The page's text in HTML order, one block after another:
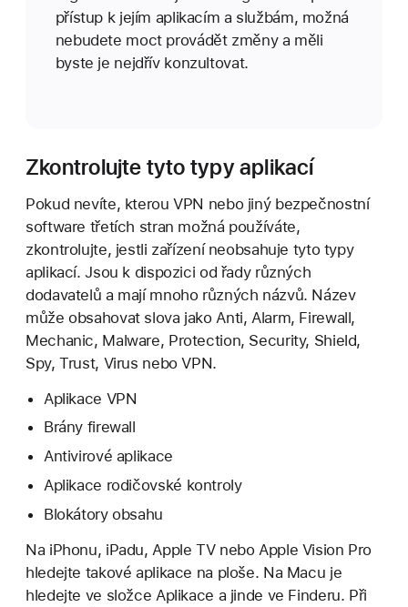
přístup k jejím aplikacím a službám, možná
nebudete moct provádět změny a měli
byste je nejdřív konzultovat.
Zkontrolujte tyto typy aplikací
Pokud nevíte, kterou VPN nebo jiný bezpečnostní
software třetích stran možná používáte,
zkontrolujte, jestli zařízení neobsahuje tyto typy
aplikací. Jsou k dispozici od řady různých
dodavatelů a mají mnoho různých názvů. Název
může obsahovat slova jako Anti, Alarm, Firewall,
Mechanic, Malware, Protection, Security, Shield,
Spy, Trust, Virus nebo VPN.
Aplikace VPN
Brány firewall
Antivirové aplikace
Aplikace rodičovské kontroly
Blokátory obsahu
Na iPhonu, iPadu, Apple TV nebo Apple Vision Pro
hledejte takové aplikace na ploše. Na Macu je
hledejte ve složce Aplikace a jinde ve Finderu. Při